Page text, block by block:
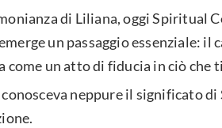
di Liliana, oggi Spiritual
un passaggio essenziale:
come un atto di fiducia in ciò che
neppure il significato